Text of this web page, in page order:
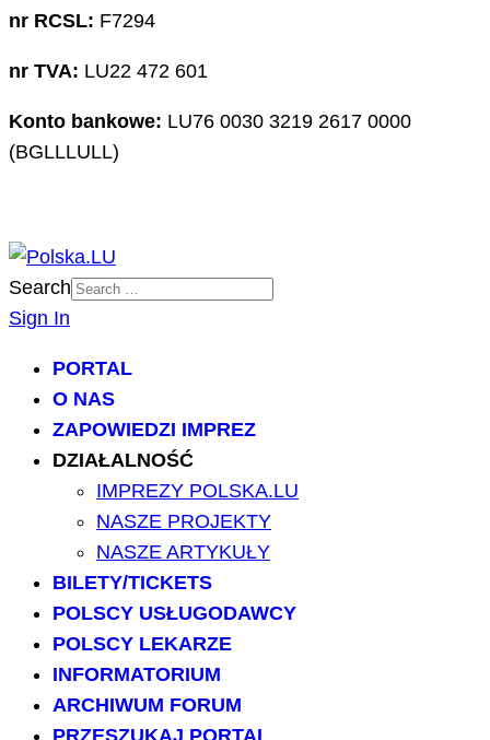
nr RCSL: F7294
nr TVA: LU22 472 601
Konto bankowe: LU76 0030 3219 2617 0000
(BGLLLULL)
Search
Sign In
PORTAL
O NAS
ZAPOWIEDZI IMPREZ
DZIAŁALNOŚĆ
IMPREZY POLSKA.LU
NASZE PROJEKTY
NASZE ARTYKUŁY
BILETY/TICKETS
POLSCY USŁUGODAWCY
POLSCY LEKARZE
INFORMATORIUM
ARCHIWUM FORUM
PRZESZUKAJ PORTAL